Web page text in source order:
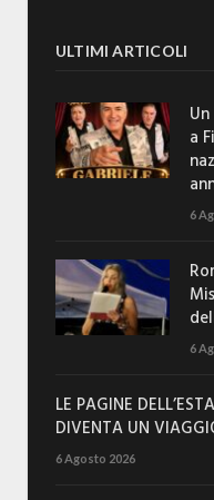
ULTIMI ARTICOLI
a
6
6
LE PAGINE
DIVENTA UN
6 Agosto 2026